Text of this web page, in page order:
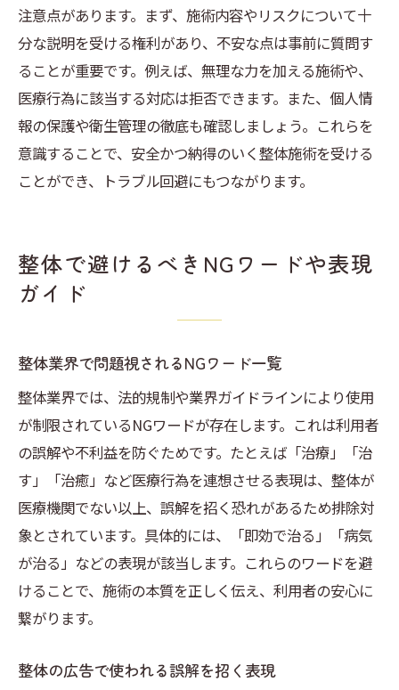
注意点があります。まず、施術内容やリスクについて十
分な説明を受ける権利があり、不安な点は事前に質問す
ることが重要です。例えば、無理な力を加える施術や、
医療行為に該当する対応は拒否できます。また、個人情
報の保護や衛生管理の徹底も確認しましょう。これらを
意識することで、安全かつ納得のいく整体施術を受ける
ことができ、トラブル回避にもつながります。
整体で避けるべきNGワードや表現
ガイド
整体業界で問題視されるNGワード一覧
整体業界では、法的規制や業界ガイドラインにより使用
が制限されているNGワードが存在します。これは利用者
の誤解や不利益を防ぐためです。たとえば「治療」「治
す」「治癒」など医療行為を連想させる表現は、整体が
医療機関でない以上、誤解を招く恐れがあるため排除対
象とされています。具体的には、「即効で治る」「病気
が治る」などの表現が該当します。これらのワードを避
けることで、施術の本質を正しく伝え、利用者の安心に
繋がります。
整体の広告で使われる誤解を招く表現